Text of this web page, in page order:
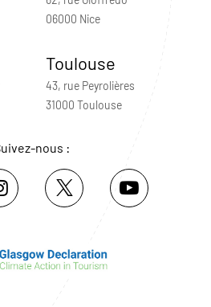
06000 Nice
Toulouse
43, rue Peyrolières
31000 Toulouse
nous :